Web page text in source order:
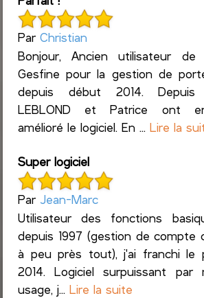
ParChristian
Bonjour, Ancien utilisateur de
Gesfine pour la gestion de
depuis début 2014. Depuis
LEBLOND et Patrice ont
amélioré le logiciel. En ...Lire la
Super logiciel
Par Jean-Marc
Utilisateur des fonctions
depuis 1997 (gestion de
à peu près tout), j'ai franchi le
2014. Logiciel surpuissant
usage, j...Lire la suite